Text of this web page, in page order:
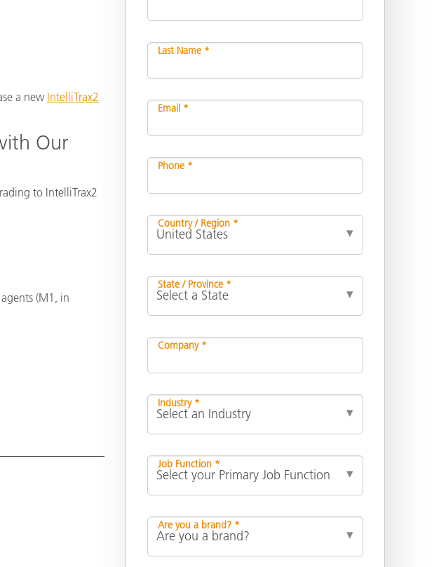
a new IntelliTrax2
Our
to IntelliTrax2
(M1, in
Last Name *
Email *
Phone *
Country / Region *
State / Province *
Company *
Industry *
Job Function *
Are you a brand? *